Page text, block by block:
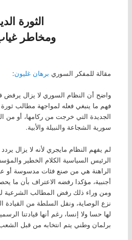
الثورة
ومخاطر
مقالة للمفكر السوريبرهان غليون:
واضح أن النظام السوري لا يزال يرفض
فهم ما ينبغي فعله لمواجهة مطالب
الجديدة التي خرجت من ركامها، أو من
سورية الشجاعة والنبيلة والأبية.
لم يفهم النظام مايجري لأنه لا يزال
الرئيس السياسية الكلام الخطير
الراهنة هي من صنع فئات مدسوسة أو
أجنبية، مؤكدا رفضه الاعتراف بأن ما
ومن وراء ذلك رفض المطالب الشرعية
نزع الوصاية، ونقل السلطة من القيادة
لها حسا ولا إنسا، رغم أنها قيادتنا
برلمان وطني يتم انتخابه من قبل